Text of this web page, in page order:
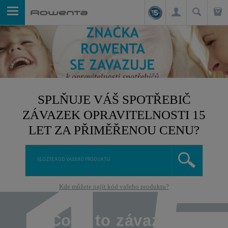
SPLŇUJE VÁŠ SPOTŘEBIČ
ZÁVAZEK OPRAVITELNOSTI 15
LET ZA PŘIMĚŘENOU CENU?
Kde můžete najít kód vašeho produktu?
Co je to závazek